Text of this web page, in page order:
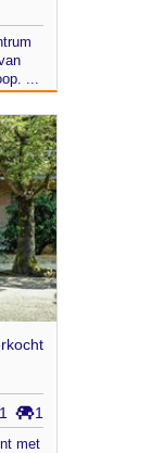
...
1
met